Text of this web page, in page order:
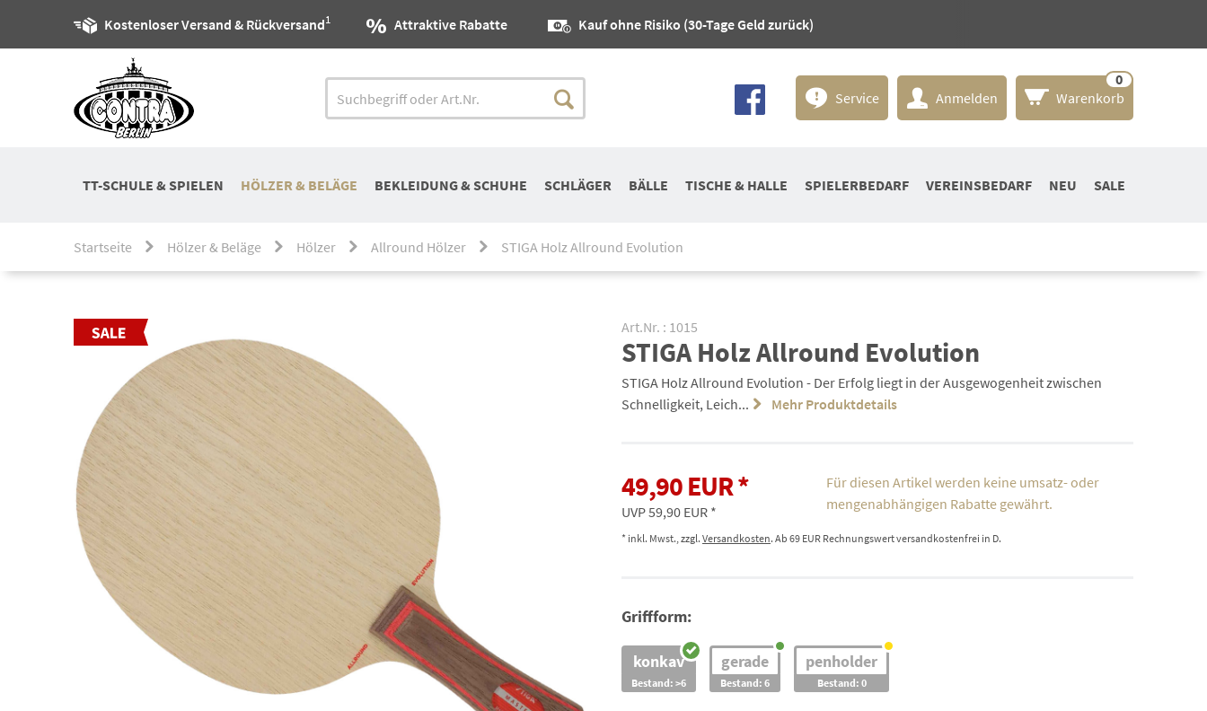
Kostenloser Versand & Rückversand1 Attraktive Rabatte Kauf ohne Risiko (30-Tage Geld zurück)
Service Anmelden Warenkorb
0
TT-SCHULE & SPIELEN HÖLZER & BELÄGE BEKLEIDUNG & SCHUHE SCHLÄGER BÄLLE TISCHE & HALLE SPIELERBEDARF VEREINSBEDARF NEU SALE
Startseite Hölzer & Beläge Hölzer Allround Hölzer STIGA Holz Allround Evolution
Art.Nr. : 1015
STIGA Holz Allround Evolution
STIGA Holz Allround Evolution - Der Erfolg liegt in der Ausgewogenheit zwischen
Schnelligkeit, Leich...
Mehr Produktdetails
49,90 EUR
UVP 59,90 EUR
Für diesen Artikel werden keine umsatz- oder
mengenabhängigen Rabatte gewährt.
* inkl. Mwst., zzgl. Versandkosten. Ab 69 EUR Rechnungswert versandkostenfrei in D.
Griffform:
konkav
Bestand: >6
gerade
Bestand: 6
penholder
Bestand: 0